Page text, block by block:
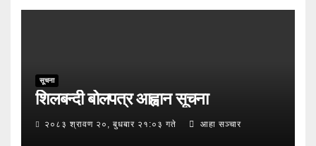
सूचना
शिलबन्दी बोलपत्र आह्वान सूचना
२०८३ श्रावण २०, बुधबार २१:०३ गते आहा सञ्चार